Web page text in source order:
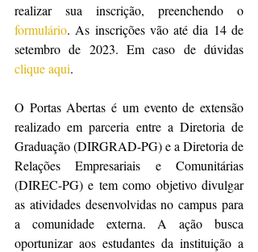
formulário. As inscrições vão até dia 14 de
clique aqui.
O Portas Abertas é um evento de extensão
realizado em parceria entre a Diretoria de
Graduação (DIRGRAD-PG) e a Diretoria de
Relações Empresariais e Comunitárias
(DIREC-PG) e tem como objetivo divulgar
as atividades desenvolvidas no campus para
a comunidade externa. A ação busca
oportunizar aos estudantes da instituição a